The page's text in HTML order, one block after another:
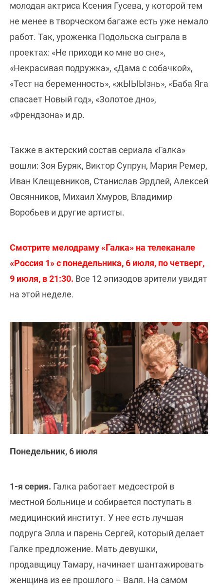
молодая актриса Ксения Гусева, у которой тем
не менее в творческом багаже есть уже немало
работ. Так, уроженка Подольска сыграла в
проектах: «Не приходи ко мне во сне»,
«Некрасивая подружка», «Дама с собачкой»,
«Тест на беременность», «жЫЫЫзнь», «Баба Яга
спасает Новый год», «Золотое дно»,
«Френдзона» и др.
Также в актерский состав сериала «Галка»
вошли: Зоя Буряк, Виктор Супрун, Мария Ремер,
Иван Клещевников, Станислав Эрдлей, Алексей
Овсянников, Михаил Хмуров, Владимир
Воробьев и другие артисты.
Смотрите мелодраму «Галка» на телеканале
«Россия 1» с понедельника, 6 июля, по четверг,
9 июля, в 21:30. Все 12 эпизодов зрители увидят
на этой неделе.
Понедельник, 6 июля
1-я серия. Галка работает медсестрой в
местной больнице и собирается поступать в
медицинский институт. У нее есть лучшая
подруга Элла и парень Сергей, который делает
Галке предложение. Мать девушки,
продавщицу Тамару, начинает шантажировать
женщина из ее прошлого – Валя. На самом